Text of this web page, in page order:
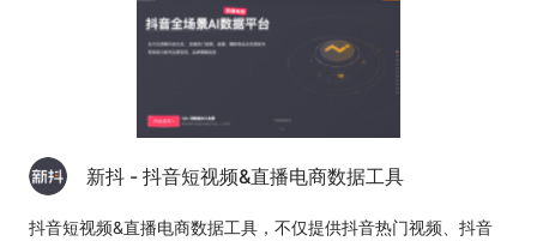
新抖 - 抖音短视频&直播电商数据工具
抖音短视频&直播电商数据工具，不仅提供抖音热门视频、抖音